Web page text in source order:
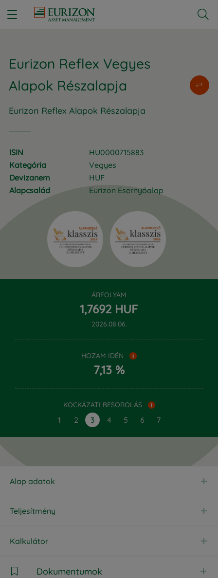

Eurizon Reflex Vegyes
Alapok Részalapja
Eurizon Reflex Alapok Részalapja
ISIN
HU0000715883
Kategória
Vegyes
Devizanem
HUF
Alapcsalád
Eurizon Esernyőalap
ÁRFOLYAM
‍1,‍7692 HUF
2026.08.06.
HOZAM IDÉN i
7,13 %
KOCKÁZATI BESOROLÁS i
1 2 3 4 5 6 7
Alap adatok
Teljesítmény
Kalkulátor
 Dokumentumok